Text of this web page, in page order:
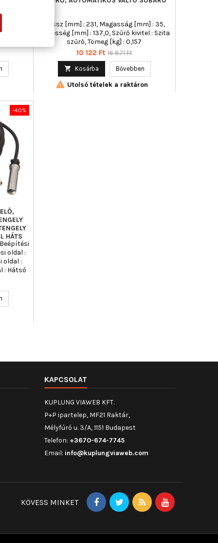
[mm]
[mm] :
Hossz [mm] : 231, Magasság [mm] : 35,
Szélesség [mm] : 137,0, Szűrő kivitel : Szita
szűrő, Tömeg [kg] : 0,157
Ár
10 122 Ft Normál
16 871 Ft
 Kosárba Bővebben
 Utolsó tételek a raktáron
-40%
HÁTS
oldal :
oldal :
: Hátsó
:
Hossz
KAPCSOLAT
KUPLUNG VIAWEB KFT.
P+P ipartelep, MF21 Raktár,
Mélyfúró u. 3/A, 1151 Budapest
Telefon: +3670-674-7745
Email: info@kuplungviaweb.com
KÖVESS MINKET